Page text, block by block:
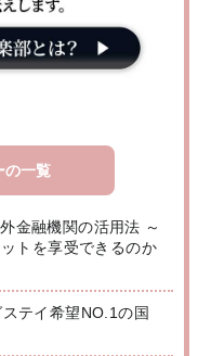
の一覧
金融機関の活用法 ～
トを享受できるのか
テイ希望NO.1の国